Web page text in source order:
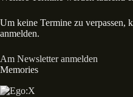
Um keine Termine zu verpassen,
anmelden.
Am Newsletter anmelden
Memories